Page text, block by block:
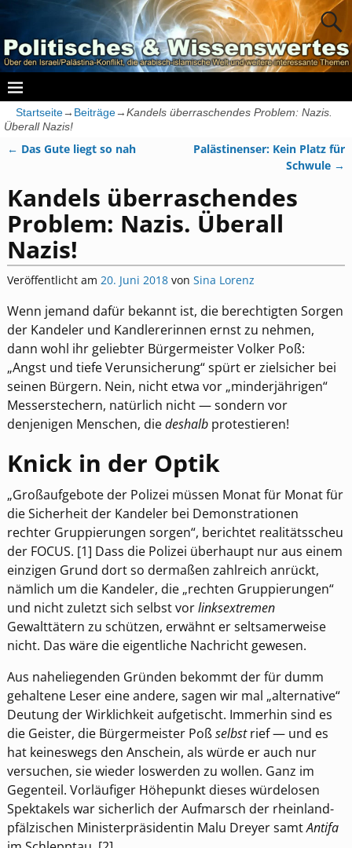
Startseite→ Beiträge→Kandels überraschendes Problem: Nazis.
Überall Nazis!
← Das Gute liegt so nah
Palästinenser: Kein Platz für
Schwule →
Kandels überraschendes
Problem: Nazis. Überall
Nazis!
Veröffentlicht am 20. Juni 2018 von Sina Lorenz
Wenn jemand dafür bekannt ist, die berechtigten Sorgen
der Kandeler und Kandlererinnen ernst zu nehmen,
dann wohl ihr geliebter Bürgermeister Volker Poß:
„Angst und tiefe Verunsicherung“ spürt er zielsicher bei
seinen Bürgern. Nein, nicht etwa vor „minderjährigen“
Messerstechern, natürlich nicht — sondern vor
denjenigen Menschen, diedeshalbprotestieren!
Knick in der Optik
„Großaufgebote der Polizei müssen Monat für Monat für
die Sicherheit der Kandeler bei Demonstrationen
rechter Gruppierungen sorgen“, berichtet realitätsscheu
der FOCUS. [1] Dass die Polizei überhaupt nur aus einem
einzigen Grund dort so dermaßen zahlreich anrückt,
nämlich um die Kandeler, die „rechten Gruppierungen“
und nicht zuletzt sich selbst vorlinksextremen
Gewalttätern zu schützen, erwähnt er seltsamerweise
nicht. Das wäre die eigentliche Nachricht gewesen.
Aus naheliegenden Gründen bekommt der für dumm
gehaltene Leser eine andere, sagen wir mal „alternative“
Deutung der Wirklichkeit aufgetischt. Immerhin sind es
die Geister, die Bürgermeister Poßselbstrief — und es
hat keineswegs den Anschein, als würde er auch nur
versuchen, sie wieder loswerden zu wollen. Ganz im
Gegenteil. Vorläufiger Höhepunkt dieses würdelosen
Spektakels war sicherlich der Aufmarsch der rheinland-
pfälzischen Ministerpräsidentin Malu Dreyer samtAntifa